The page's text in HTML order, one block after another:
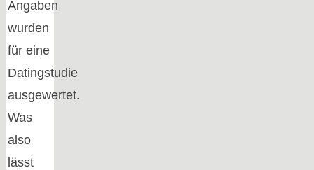
Angaben
wurden
für eine
Datingstudie
ausgewertet.
Was
also
lässt